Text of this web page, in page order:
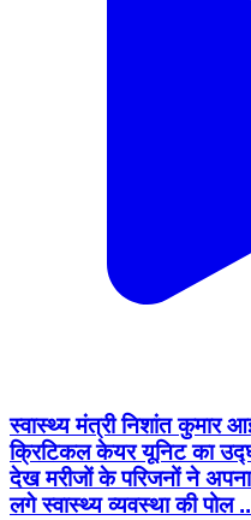
स्वास्थ्य मंत्री निशांत कुमार
क्रिटिकल केयर यूनिट का
देख मरीजों के परिजनों ने
लगे स्वास्थ्य व्यवस्था की